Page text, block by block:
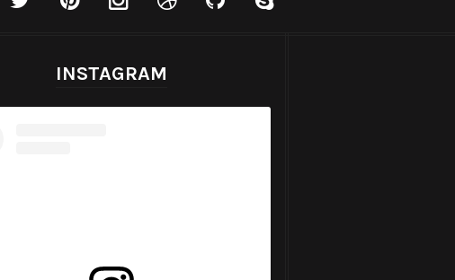
INSTAGRAM